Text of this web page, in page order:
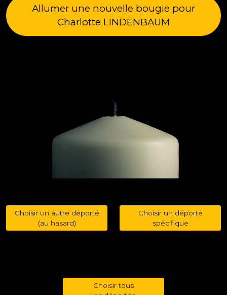
Allumer une nouvelle bougie pour
Charlotte LINDENBAUM
Choisir un autre déporté
(au hasard)
Choisir un déporté
spécifique
Choisir tous